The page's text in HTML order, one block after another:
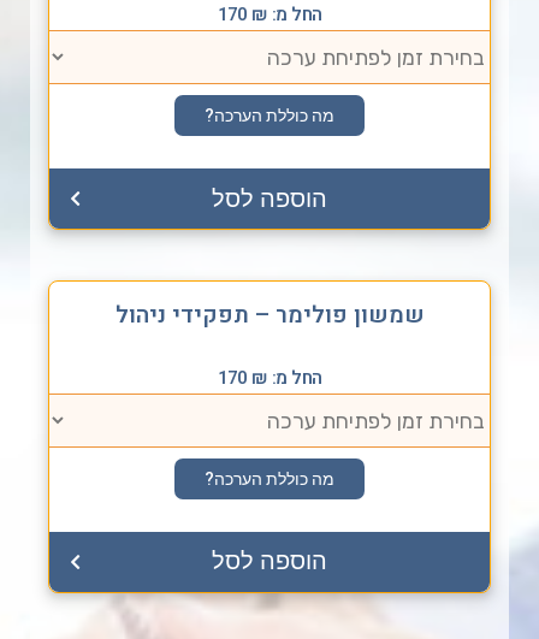
החל מ: 170 ₪
הוספה לסל
מה כוללת הערכה?
שמשון פולימר – תפקידי ניהול
החל מ: 170 ₪
הוספה לסל
מה כוללת הערכה?